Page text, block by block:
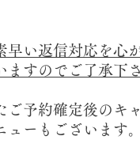
い返信対応を心
ますのでご了承下
ご予約確定後のキ
ューもございます